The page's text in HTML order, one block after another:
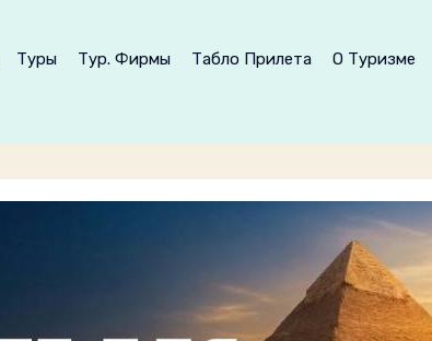
Туры Тур. Фирмы Табло Прилета
О Туризме